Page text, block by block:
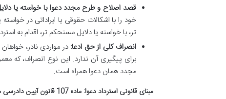
قصد اصلاح و طرح مجدد دعوا با خواسته یا
خود را با اشکالات حقوقی یا ایراداتی در
تر، با خواسته یا دلایل مستحکم تر، اقدام به
انصراف کلی از حق ادعا: در مواردی نادر،
برای پیگیری آن ندارد. این نوع انصراف، که
مجدد همان دعوا همراه است.
مبنای قانونی استرداد دعوا: ماده 107 قانون آیین دادرسی مدنی